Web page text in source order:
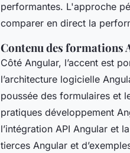
performantes. L'approche
comparer en direct la
Contenu des formations
Côté Angular, l’accent est
l’architecture logicielle
poussée des formulaires et
pratiques développement
l’intégration API Angular et
tierces Angular et